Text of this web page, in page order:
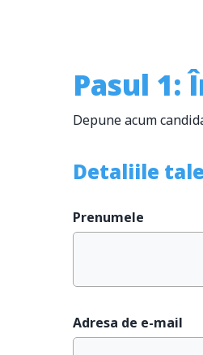
Pasul 1:
Depune acum
Detaliile tale
Prenumele
Adresa de e-mail